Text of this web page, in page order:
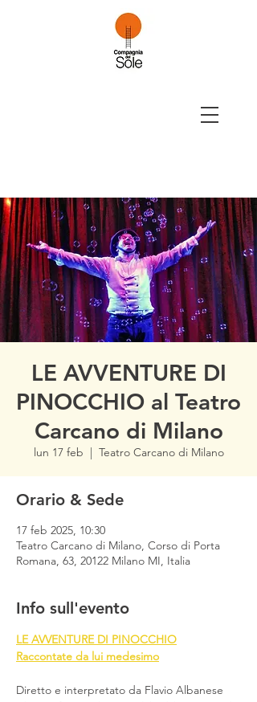
LE AVVENTURE DI
PINOCCHIO al Teatro
Carcano di Milano
lun 17 feb
  |
Teatro Carcano di Milano
Orario & Sede
17 feb 2025, 10:30
Teatro Carcano di Milano, Corso di Porta
Romana, 63, 20122 Milano MI, Italia
Info sull'evento
LE AVVENTURE DI PINOCCHIO
Raccontate da lui medesimo
Diretto e interpretato da Flavio Albanese